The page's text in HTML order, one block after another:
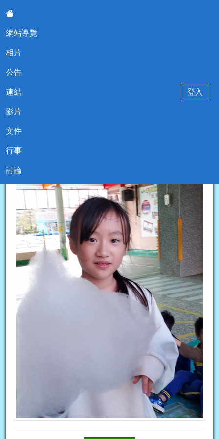
網站導覽
相片
公告
連結
影片
文件
行事
討論
登入
堵南國小114學年度五年乙班
現在位置:相片
棉花糖活動15